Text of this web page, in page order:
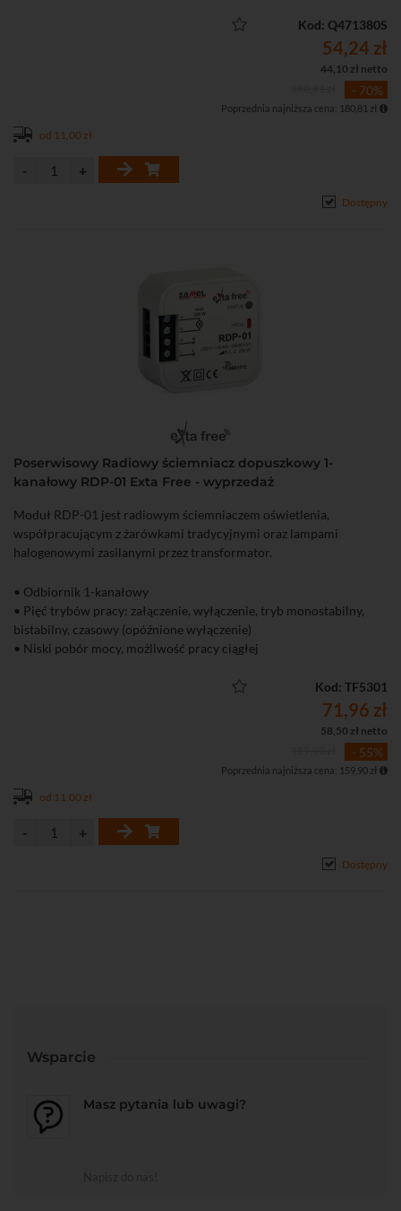
Kod: Q471380S
54,24 zł
44,10 zł netto
- 70%
Poprzednia najniższa cena: 180,81 zł
od 11,00 zł
Dostępny
Poserwisowy Radiowy ściemniacz dopuszkowy 1-
kanałowy RDP-01 Exta Free - wyprzedaż
Moduł RDP-01 jest radiowym ściemniaczem oświetlenia,
współpracującym z żarówkami tradycyjnymi oraz lampami
halogenowymi zasilanymi przez transformator.
• Odbiornik 1-kanałowy
• Pięć trybów pracy: załączenie, wyłączenie, tryb monostabilny,
bistabilny, czasowy (opóźnione wyłączenie)
• Niski pobór mocy, możliwość pracy ciągłej
Kod: TF5301
71,96 zł
58,50 zł netto
- 55%
Poprzednia najniższa cena: 159,90 zł
od 11,00 zł
Dostępny
Wsparcie
Masz pytania lub uwagi?